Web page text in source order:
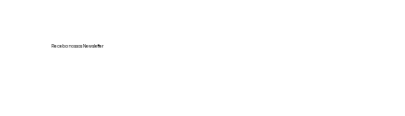
Receba nossas Newsletter